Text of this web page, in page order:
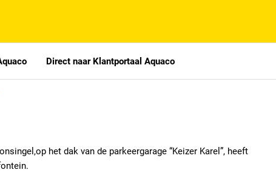
Direct naar Klantportaal Aquaco
het dak van de parkeergarage “Keizer Karel”, heeft